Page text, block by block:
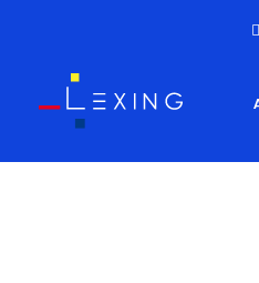
contenu